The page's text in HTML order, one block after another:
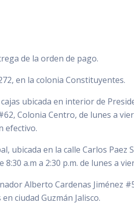
de la orden de pago.
en la colonia Constituyentes.
ubicada en interior de
Colonia Centro, de lunes a
efectivo.
ubicada en la calle Carlos Paez
a.m a 2:30 p.m. de lunes a
Alberto Cardenas Jiménez
ciudad Guzmán Jalisco.